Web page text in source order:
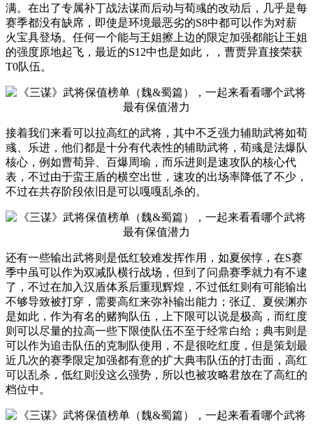
满。在出了专属补丁战法谋而后动与荀彧的改动后，几乎是每
赛季都没有缺席，即使是环境最恶劣的S8中都可以作为对薪
火宝具登场。任何一个能与王姐擦上边的限定加强都能让王姐
的强度原地起飞，最近的S12中也是如此，，曹贾异直接荣获
T0队伍。
接着我们来看可以拉高红的武将，其中不乏强力辅助武将如荀
彧、乐进，他们都是十分有代表性的辅助武将，荀彧是法爆队
核心，例如曹荀异、百爆周瑜，而乐进则是速攻队的核心代
表，不过由于蛮王盾的横空出世，速攻的出场率降低了不少，
不过在共存阶段依旧是可以嘎嘎乱杀的。
还有一些输出武将则是低红较难发挥作用，如夏侯惇，在S赛
季中虽可以作为双减队横行战场，但到了问鼎赛季就力有不逮
了，不过在加入汉盾体系后重现辉煌，不过低红则有可能输出
不够导致被打穿，需要高红来弥补输出能力；张辽、夏侯渊亦
是如此，作为有名的赌狗队伍，上下限可以说是极高，而红度
则可以尽量的拉高一些下限使队伍不至于经常白给；典韦则是
可以作为追击队伍的克制队使用，不是很吃红度，但是策划最
近几次的赛季限定加强都有意的扩大典韦队伍的打击面，高红
可以乱杀，低红则没这么强势，所以也被攻略君放在了高红的
档位中。